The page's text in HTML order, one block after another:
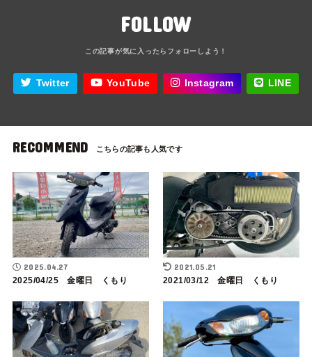
FOLLOW
Twitter YouTube Instagram LINE
RECOMMEND
2025.04.27
2025/04/25 金曜日 くもり
2021.05.21
2021/03/12 金曜日 くもり